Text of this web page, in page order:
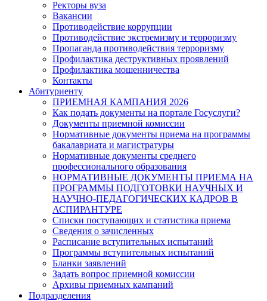
Ректоры вуза
Вакансии
Противодействие коррупции
Противодействие экстремизму и терроризму
Пропаганда противодействия терроризму
Профилактика деструктивных проявлений
Профилактика мошенничества
Контакты
Абитуриенту
ПРИЕМНАЯ КАМПАНИЯ 2026
Как подать документы на портале Госуслуги?
Документы приемной комиссии
Нормативные документы приема на программы
бакалавриата и магистратуры
Нормативные документы среднего
профессионального образования
НОРМАТИВНЫЕ ДОКУМЕНТЫ ПРИЕМА НА
ПРОГРАММЫ ПОДГОТОВКИ НАУЧНЫХ И
НАУЧНО-ПЕДАГОГИЧЕСКИХ КАДРОВ В
АСПИРАНТУРЕ
Списки поступающих и статистика приема
Сведения о зачисленных
Расписание вступительных испытаний
Программы вступительных испытаний
Бланки заявлений
Задать вопрос приемной комиссии
Архивы приемных кампаний
Подразделения